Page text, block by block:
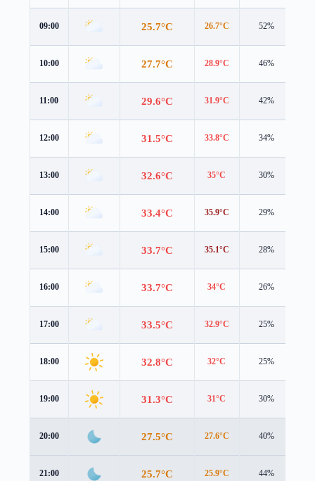
09:00 25.7°C 26.7°C 52%
10:00 27.7°C 28.9°C 46%
11:00 29.6°C 31.9°C 42%
12:00 31.5°C 33.8°C 34%
13:00 32.6°C 35°C 30%
14:00 33.4°C 35.9°C 29%
15:00 33.7°C 35.1°C 28%
16:00 33.7°C 34°C 26%
17:00 33.5°C 32.9°C 25%
18:00 32.8°C 32°C 25%
19:00 31.3°C 31°C 30%
20:00 27.5°C 27.6°C 40%
21:00 25.7°C 25.9°C 44%